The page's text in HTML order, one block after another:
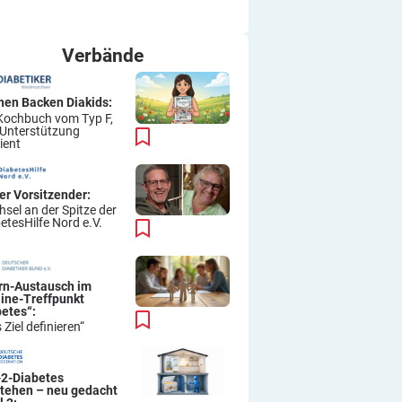
Verbände
Backen Diakids:
vom Typ F,
Vorsitzender:
an der Spitze der
Nord e.V.
Austausch im
Treffpunkt
Ziel definieren“
Diabetes
– neu gedacht